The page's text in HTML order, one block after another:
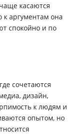
касаются
к аргументам она
спокойно и по
сочетаются
дизайн,
к людям и
опытом, но